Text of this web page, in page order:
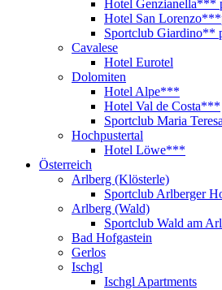
Hotel Genzianella***
Hotel San
Sportclub Giardino**
Cavalese
Hotel Eurotel
Dolomiten
Hotel Alpe***
Hotel Val de Costa***
Sportclub Maria Teresa
Hochpustertal
Hotel Löwe***
Österreich
Arlberg (Klösterle)
Sportclub Arlberger
Arlberg (Wald)
Sportclub Wald am
Bad Hofgastein
Gerlos
Ischgl
Ischgl Apartments